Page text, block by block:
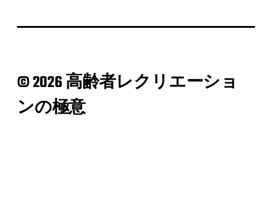
© 2026 高齢者レクリエーショ
ンの極意